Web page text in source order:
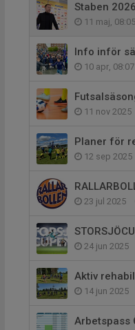
Staben 2026
11 maj, 08:05
Info inför
10 apr, 08:07
11 nov 2025
Planer för
12 sep 2025
23 jul 2025
24 jun 2025
Aktiv
14 jun 2025
Arbetspass